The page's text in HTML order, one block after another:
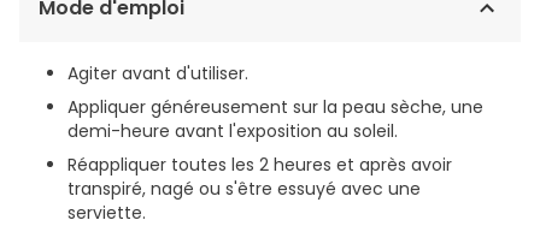
Mode d'emploi
Agiter avant d'utiliser.
Appliquer généreusement sur la peau sèche, une
demi-heure avant l'exposition au soleil.
Réappliquer toutes les 2 heures et après avoir
transpiré, nagé ou s'être essuyé avec une
serviette.